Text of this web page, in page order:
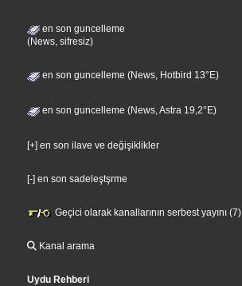
en son guncelleme
(News, sifresiz)
en son guncelleme (News, Hotbird 13°E)
en son guncelleme (News, Astra 19,2°E)
[+] en son ilave ve değişiklikler
[-] en son sadeleştşrme
Geçici olarak kanallarının serbest yayını (7)
Kanal arama
Uydu Rehberi